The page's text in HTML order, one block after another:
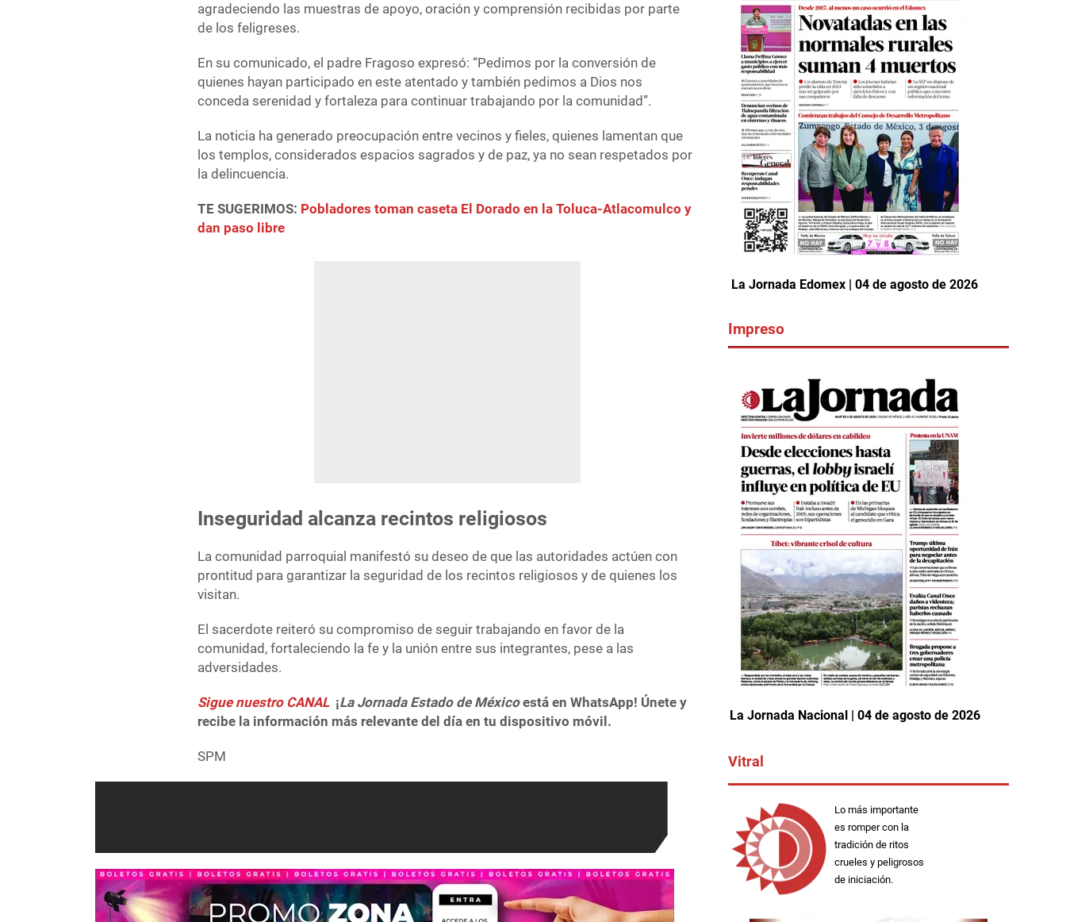
agradeciendo las muestras de apoyo, oración y comprensión recibidas por parte
de los feligreses.
En su comunicado, el padre Fragoso expresó: “Pedimos por la conversión de
quienes hayan participado en este atentado y también pedimos a Dios nos
conceda serenidad y fortaleza para continuar trabajando por la comunidad”.
La noticia ha generado preocupación entre vecinos y fieles, quienes lamentan que
los templos, considerados espacios sagrados y de paz, ya no sean respetados por
la delincuencia.
TE SUGERIMOS: Pobladores toman caseta El Dorado en la Toluca-Atlacomulco y
dan paso libre
Inseguridad alcanza recintos religiosos
La comunidad parroquial manifestó su deseo de que las autoridades actúen con
prontitud para garantizar la seguridad de los recintos religiosos y de quienes los
visitan.
El sacerdote reiteró su compromiso de seguir trabajando en favor de la
comunidad, fortaleciendo la fe y la unión entre sus integrantes, pese a las
adversidades.
Sigue nuestro CANAL ¡La Jornada Estado de Méxicoestá en WhatsApp! Únete y
recibe la información más relevante del día en tu dispositivo móvil.
SPM
La Jornada Edomex | 04 de agosto de 2026
Impreso
La Jornada Nacional | 04 de agosto de 2026
Vitral
Lo más importante
es romper con la
tradición de ritos
crueles y peligrosos
de iniciación.